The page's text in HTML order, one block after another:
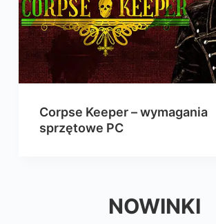
Corpse Keeper – wymagania
sprzętowe PC
NOWINKI